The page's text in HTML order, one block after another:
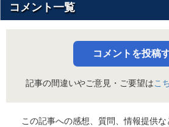
コメント一覧
コメントを投稿
記事の間違いやご意見・ご要望はこ
この記事への感想、質問、情報提供